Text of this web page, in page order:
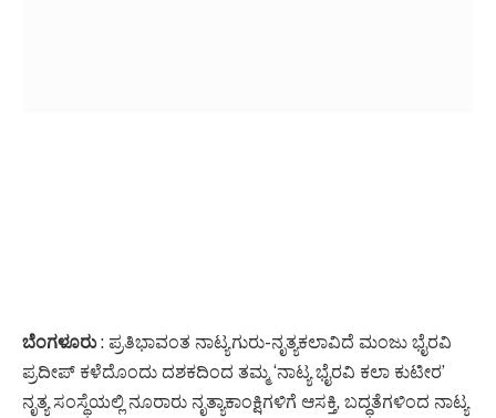
ಬೆಂಗಳೂರು: ಪ್ರತಿಭಾವಂತ ನಾಟ್ಯಗುರು-ನೃತ್ಯಕಲಾವಿದೆ ಮಂಜು ಭೈರವಿ
ಪ್ರದೀಪ್ ಕಳೆದೊಂದು ದಶಕದಿಂದ ತಮ್ಮ ‘ನಾಟ್ಯ ಭೈರವಿ ಕಲಾ ಕುಟೀರ’
ನೃತ್ಯ ಸಂಸ್ಥೆಯಲ್ಲಿ ನೂರಾರು ನೃತ್ಯಾಕಾಂಕ್ಷಿಗಳಿಗೆ ಆಸಕ್ತಿ, ಬದ್ಧತೆಗಳಿಂದ ನಾಟ್ಯ